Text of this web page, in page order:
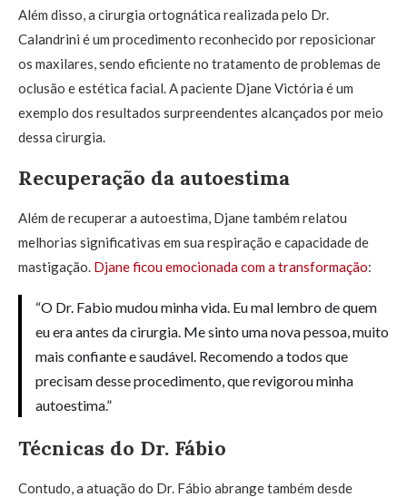
Além disso, a cirurgia ortognática realizada pelo Dr.
Calandrini é um procedimento reconhecido por reposicionar
os maxilares, sendo eficiente no tratamento de problemas de
oclusão e estética facial. A paciente Djane Victória é um
exemplo dos resultados surpreendentes alcançados por meio
dessa cirurgia.
Recuperação da autoestima
Além de recuperar a autoestima, Djane também relatou
melhorias significativas em sua respiração e capacidade de
mastigação. Djane ficou emocionada com a transformação:
“O Dr. Fabio mudou minha vida. Eu mal lembro de quem
eu era antes da cirurgia. Me sinto uma nova pessoa, muito
mais confiante e saudável. Recomendo a todos que
precisam desse procedimento, que revigorou minha
autoestima.”
Técnicas do Dr. Fábio
Contudo, a atuação do Dr. Fábio abrange também desde